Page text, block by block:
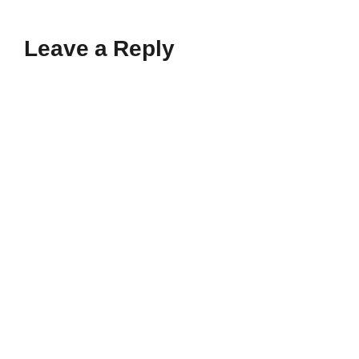
Leave a Reply